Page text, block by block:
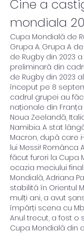
Cine a
mondiala
Cupa Mondială de
Grupa A. Grupa A
de Rugby din 2023
preliminară din
de Rugby din 2023
început pe 8
cadrul grupei au
naționale din
Noua Zeelandă,
Namibia. A stat
Macron, după care
lui Messi! Românca
făcut furori la Cupa
ocazia meciului
Mondială, Adriana
stabilită în Orientul
mulți ani, a avut
împărți scena cu
Anul trecut, a fost o
Cupa Mondială din